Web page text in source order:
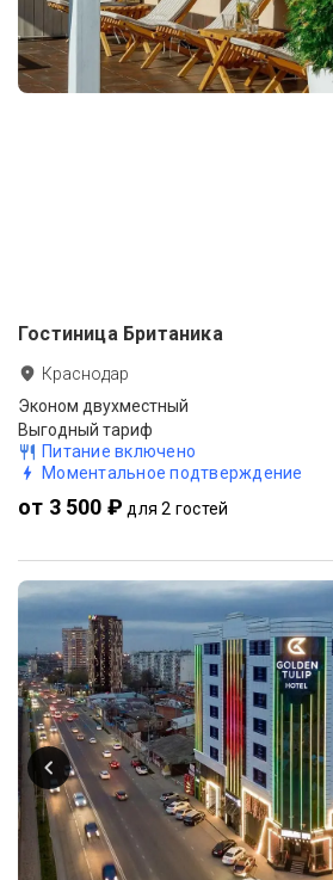
Гостиница Британика
Краснодар
Эконом двухместный
Выгодный тариф
Питание включено
Моментальное подтверждение
от 3 500 ₽ для 2 гостей